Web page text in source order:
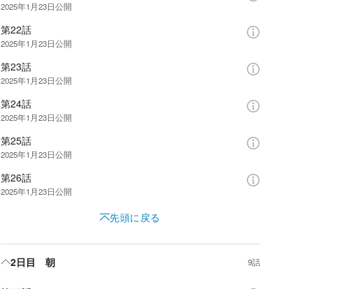
2025年1月23日公開
第22話
2025年1月23日公開
第23話
2025年1月23日公開
第24話
2025年1月23日公開
第25話
2025年1月23日公開
第26話
2025年1月23日公開
先頭に戻る
2日目 朝 9話